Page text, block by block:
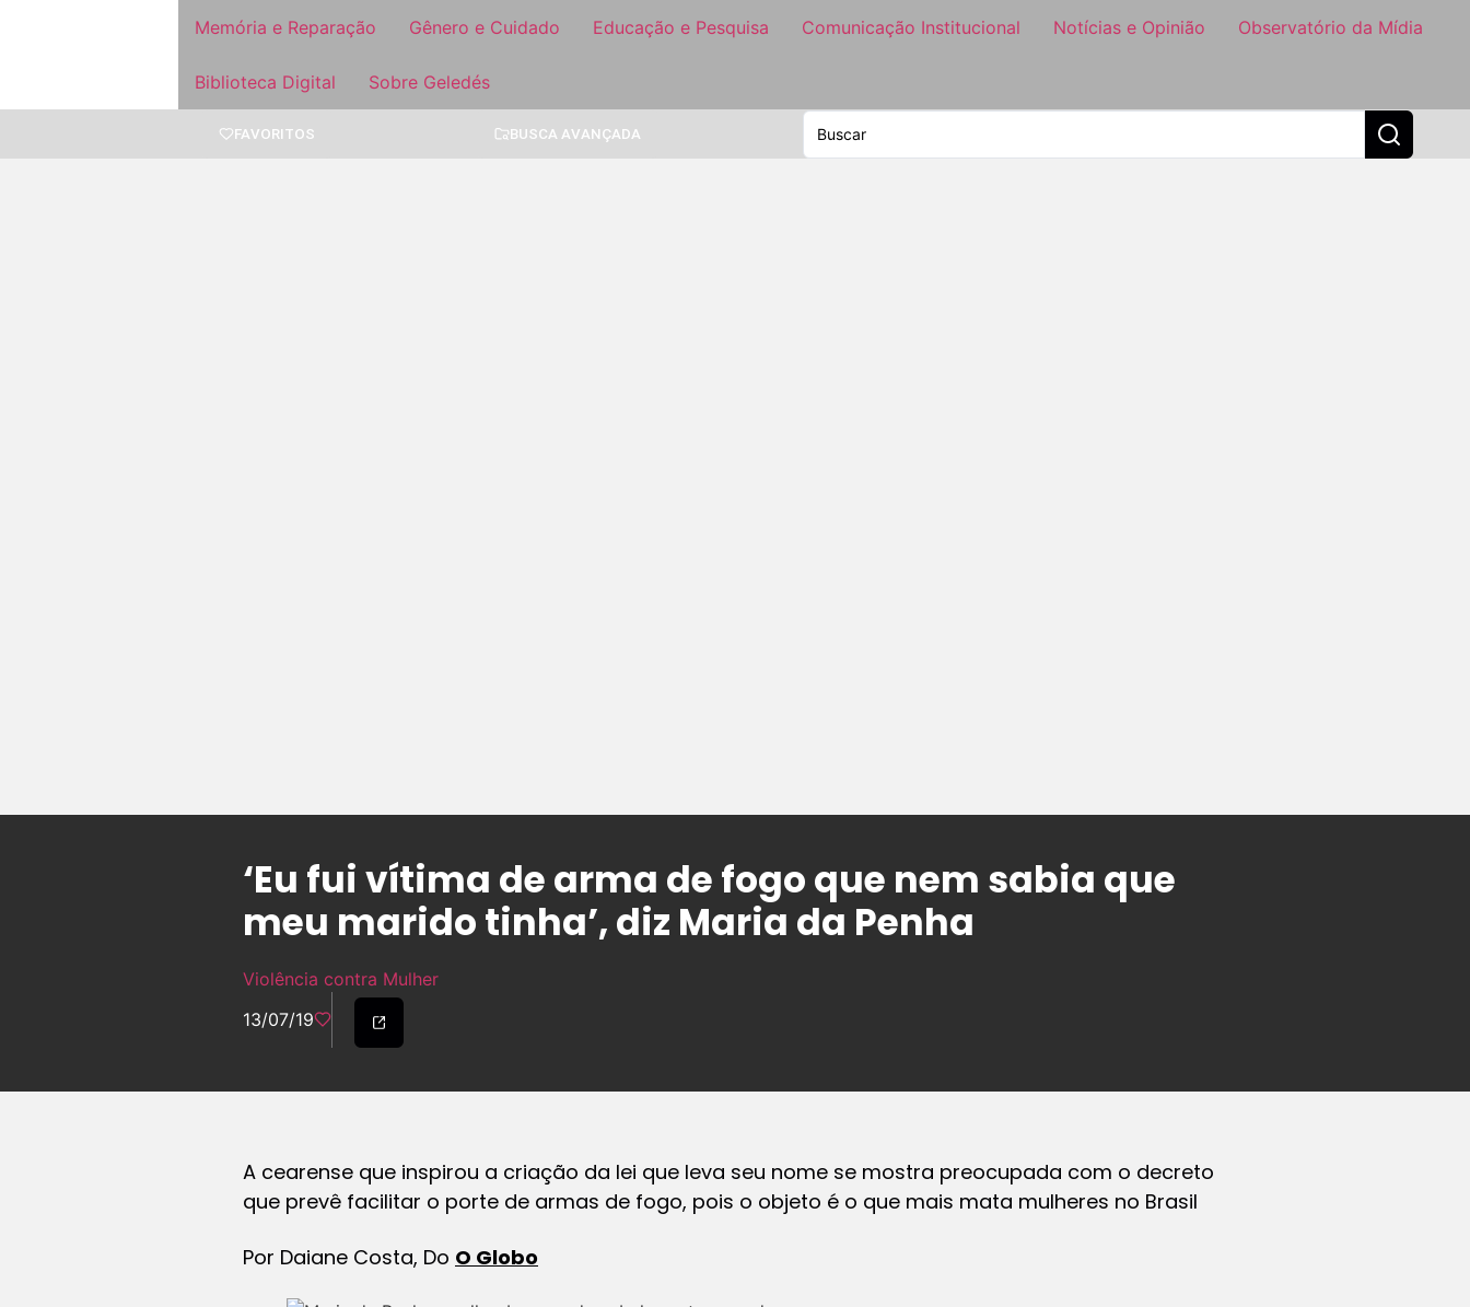
Memória e Reparação Gênero e Cuidado Educação e Pesquisa Comunicação Institucional Notícias e Opinião Observatório da Mídia
Biblioteca Digital Sobre Geledés
FAVORITOS BUSCA AVANÇADA
‘Eu fui vítima de arma de fogo que nem sabia que
meu marido tinha’, diz Maria da Penha
Violência contra Mulher
13/07/19
A cearense que inspirou a criação da lei que leva seu nome se mostra preocupada com o decreto
que prevê facilitar o porte de armas de fogo, pois o objeto é o que mais mata mulheres no Brasil
Por Daiane Costa, Do O Globo